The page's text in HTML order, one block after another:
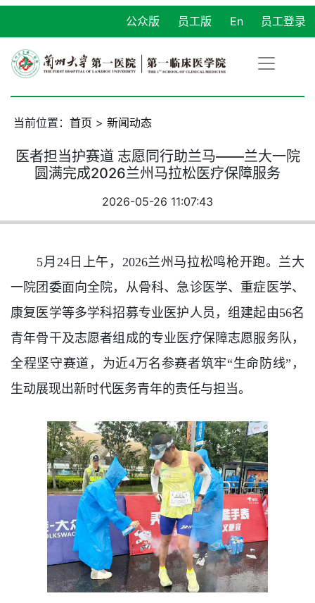
员工登录
En
员工版
公众版
当前位置： 首页 > 新闻动态
医者担当护赛道 志愿同行助兰马——兰大一院
圆满完成2026兰州马拉松医疗保障服务
2026-05-26 11:07:43
5月24日上午，2026兰州马拉松鸣枪开跑。兰大
一院团委面向全院，从骨科、急诊医学、重症医学、
康复医学等多学科招募专业医护人员，组建起由56名
青年骨干及志愿者组成的专业医疗保障志愿服务队，
全程坚守赛道，为近4万名参赛者筑牢“生命防线”，
生动展现出新时代医务青年的责任与担当。